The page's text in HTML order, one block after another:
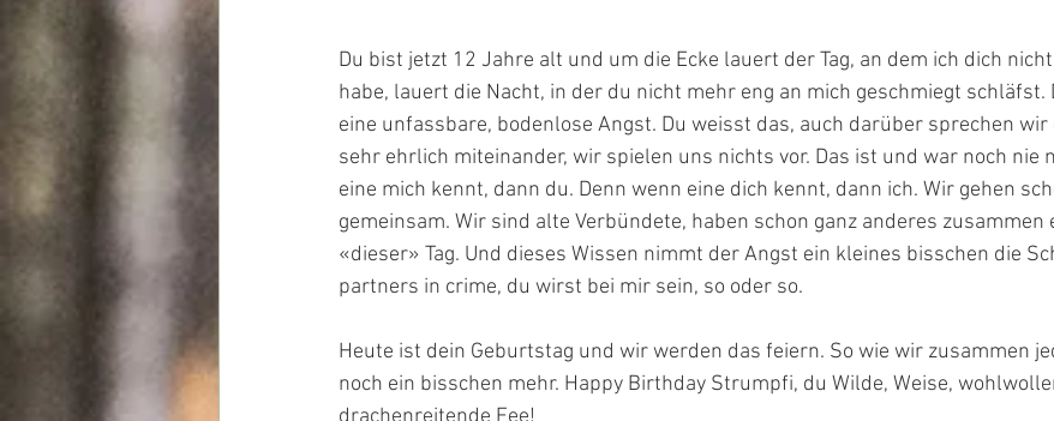
Du bist jetzt 12 Jahre alt und um die Ecke lauert der Tag, an dem ich dich
habe, lauert die Nacht, in der du nicht mehr eng an mich geschmiegt schläfst.
eine unfassbare, bodenlose Angst. Du weisst das, auch darüber sprechen wir
sehr ehrlich miteinander, wir spielen uns nichts vor. Das ist und war noch nie
eine mich kennt, dann du. Denn wenn eine dich kennt, dann ich. Wir gehen
gemeinsam. Wir sind alte Verbündete, haben schon ganz anderes zusammen
«dieser» Tag. Und dieses Wissen nimmt der Angst ein kleines bisschen die
partners in crime, du wirst bei mir sein, so oder so.
Heute ist dein Geburtstag und wir werden das feiern. So wie wir zusammen
noch ein bisschen mehr. Happy Birthday Strumpfi, du Wilde, Weise,